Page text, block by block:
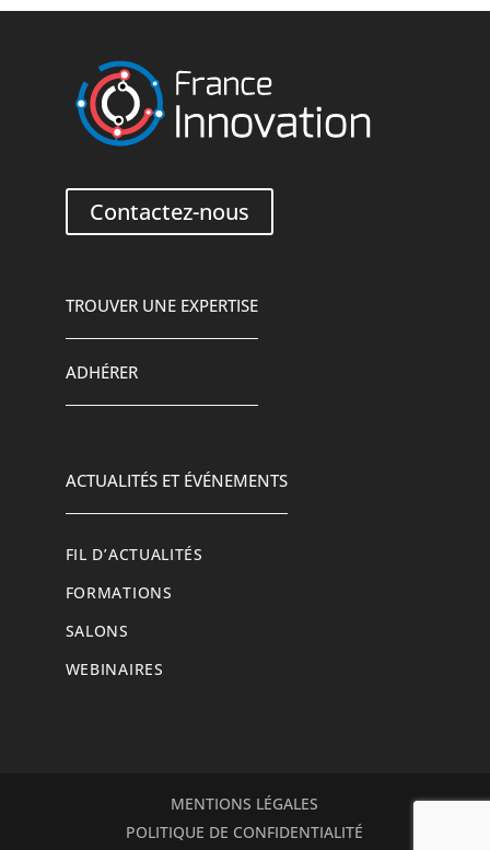
Contactez-nous
TROUVER UNE EXPERTISE
ADHÉRER
ACTUALITÉS ET ÉVÉNEMENTS
FIL D’ACTUALITÉS
FORMATIONS
SALONS
WEBINAIRES
MENTIONS LÉGALES
POLITIQUE DE CONFIDENTIALITÉ